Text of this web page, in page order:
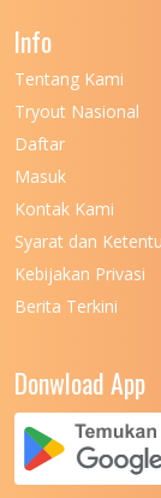
Info
Tentang Kami
Tryout Nasional
Daftar
Masuk
Kontak Kami
Syarat dan
Kebijakan Privasi
Berita Terkini
Donwload App